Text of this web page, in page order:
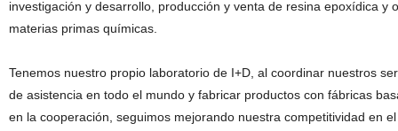
investigación y desarrollo, producción y venta de resina epoxídica y
materias primas químicas.
Tenemos nuestro propio laboratorio de I+D, al coordinar nuestros
de asistencia en todo el mundo y fabricar productos con fábricas
en la cooperación, seguimos mejorando nuestra competitividad en el